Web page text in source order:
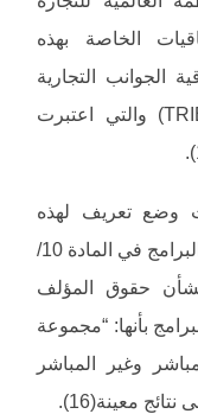
الخاصة بهذه
الجوانب التجارية
المتصلة بحقوق الملكية الفكرية (TRIBS) والتي اعتبرت
وضع تعريف لهذه
البرامج، حيث عرف المشرع الأمريكي البرامج في المادة 10/
الصادر عام 1980م بشأن حقوق المؤلف
بأنها: “مجموعة
وغير المباشر
معينة(16).